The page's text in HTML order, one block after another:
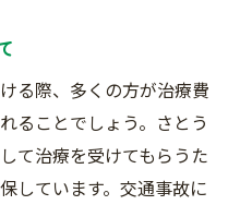
る際、多くの方が治療費
ることでしょう。さとう
て治療を受けてもらうた
しています。交通事故に